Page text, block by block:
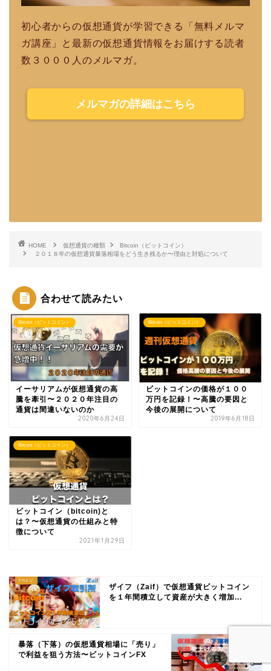
初心者からの仮想通貨が学習できる「無料メルマ
ガ講座」と最新の仮想通貨情報をお届けする読者
数３０００人のメルマガ。
メルマガの詳細はこちら
HOME 仮想通貨の種類
Bitcoin（ビットコイン）
２０１８年の仮想通貨暴落相場をどう生き残るか〜理由と対処について
合わせて読みたい
Bitcoin（ビットコイン）
イーサリアムが仮想通貨の高
騰を牽引〜２０２０年注目の
通貨は間違いないのか
2020年6月24日
Bitcoin（ビットコイン）
ビットコインの価格が１００
万円を記録！〜高騰の要因と
今後の展開について
2019年6月18日
Bitcoin（ビットコイン）
ビットコイン（bitcoin)と
は？〜仮想通貨の仕組みと特
徴について
2021年1月29日
ザイフ（Zaif）で仮想通貨ビットコイン
を１年間積立して資産が大きく増加...
暴落（下落）の仮想通貨相場に「売り」
で利益を狙う方法〜ビットコインFX